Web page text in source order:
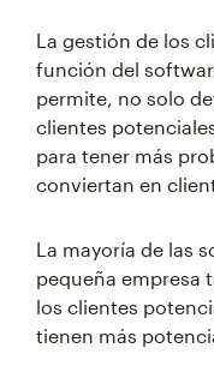
La gestión de los
función del
permite, no solo
clientes
para tener más
conviertan en
La mayoría de las
pequeña empresa
los clientes
tienen más